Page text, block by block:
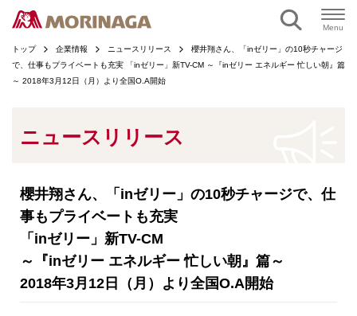
Menu
トップ 企業情報 ニュースリリース
櫻井翔さん、「inゼリー」の10秒チャージ
で、仕事もプライベートも充実 「inゼリー」新TV-CM ～『inゼリー エネルギー 忙しい朝』篇
～ 2018年3月12日（月）より全国O.A開始
ニュースリリース
櫻井翔さん、「inゼリー」の10秒チャージで、仕
事もプライベートも充実
「inゼリー」新TV-CM
～『inゼリー エネルギー 忙しい朝』篇～
2018年3月12日（月）より全国O.A開始